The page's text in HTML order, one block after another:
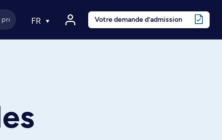
FR Votre demande d’admission